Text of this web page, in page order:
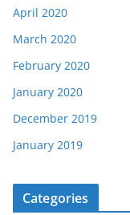
April 2020
March 2020
February 2020
January 2020
December 2019
January 2019
Categories